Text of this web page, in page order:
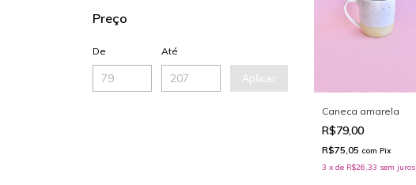
Preço
De Até
Aplicar
Caneca amarela
R$79,00
R$75,05 com Pix
3 x de R$26,33 sem juros